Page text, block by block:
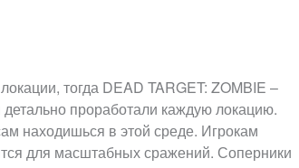
тогда DEAD TARGET: ZOMBIE –
проработали каждую локацию.
находишься в этой среде. Игрокам
для масштабных сражений. Соперники